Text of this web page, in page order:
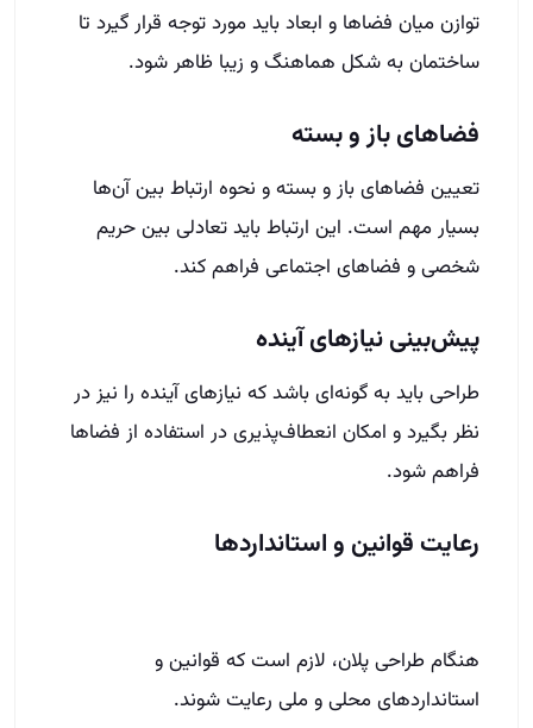
توازن میان فضاها و ابعاد باید مورد توجه قرار گیرد تا
ساختمان به شکل هماهنگ و زیبا ظاهر شود.
فضاهای باز و بسته
تعیین فضاهای باز و بسته و نحوه ارتباط بین آن‌ها
بسیار مهم است. این ارتباط باید تعادلی بین حریم
شخصی و فضاهای اجتماعی فراهم کند.
پیش‌بینی نیازهای آینده
طراحی باید به گونه‌ای باشد که نیازهای آینده را نیز در
نظر بگیرد و امکان انعطاف‌پذیری در استفاده از فضاها
فراهم شود.
رعایت قوانین و استانداردها
هنگام طراحی پلان، لازم است که قوانین و
استانداردهای محلی و ملی رعایت شوند.